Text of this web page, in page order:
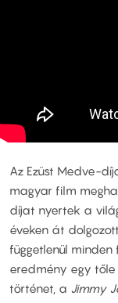
Az Ezüst Medve-
magyar film
díjat nyertek a
éveken át
függetlenül
eredmény egy tőle
történet, a Jimmy